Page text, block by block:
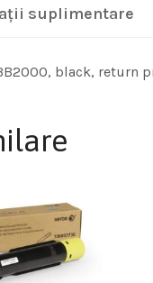
suplimentare
black, return